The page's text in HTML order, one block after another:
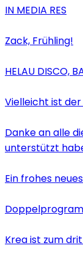
IN MEDIA RES
Zack, Frühling!
HELAU DISCO,
Vielleicht ist
Danke an alle
unterstützt
Ein frohes
Krea ist zum